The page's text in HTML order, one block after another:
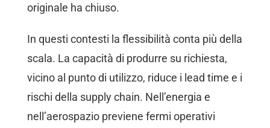
originale ha chiuso.
In questi contesti la flessibilità conta più della
scala. La capacità di produrre su richiesta,
vicino al punto di utilizzo, riduce i lead time e i
rischi della supply chain. Nell’energia e
nell’aerospazio previene fermi operativi